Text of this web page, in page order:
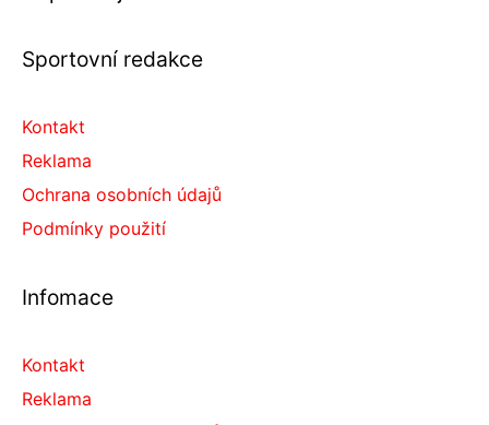
Sportovní redakce
Kontakt
Reklama
Ochrana osobních údajů
Podmínky použití
Infomace
Kontakt
Reklama